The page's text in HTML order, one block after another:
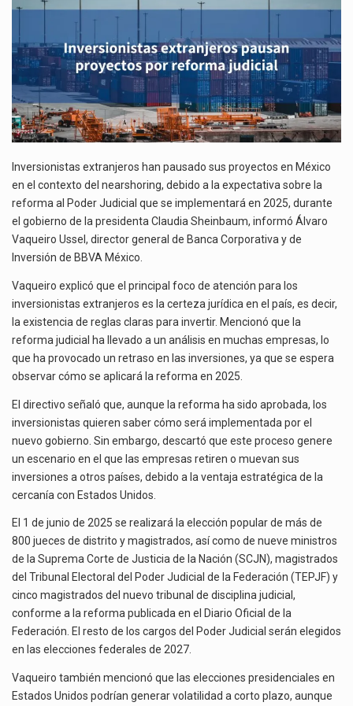
El gobierno de Estados Unidos anunciará un arancel del 15 % sobre los productos fabricados…
El Departamento de Agricultura de Estados Unidos (USDA) suspendió el 5 de agosto de 2026…
Inversionistas extranjeros han pausado sus proyectos en México
en el contexto del nearshoring, debido a la expectativa sobre la
reforma al Poder Judicial que se implementará en 2025, durante
el gobierno de la presidenta Claudia Sheinbaum, informó Álvaro
Vaqueiro Ussel, director general de Banca Corporativa y de
Inversión de BBVA México.
Vaqueiro explicó que el principal foco de atención para los
inversionistas extranjeros es la certeza jurídica en el país, es decir,
la existencia de reglas claras para invertir. Mencionó que la
reforma judicial ha llevado a un análisis en muchas empresas, lo
que ha provocado un retraso en las inversiones, ya que se espera
observar cómo se aplicará la reforma en 2025.
El directivo señaló que, aunque la reforma ha sido aprobada, los
inversionistas quieren saber cómo será implementada por el
nuevo gobierno. Sin embargo, descartó que este proceso genere
un escenario en el que las empresas retiren o muevan sus
inversiones a otros países, debido a la ventaja estratégica de la
cercanía con Estados Unidos.
El 1 de junio de 2025 se realizará la elección popular de más de
800 jueces de distrito y magistrados, así como de nueve ministros
de la Suprema Corte de Justicia de la Nación (SCJN), magistrados
del Tribunal Electoral del Poder Judicial de la Federación (TEPJF) y
cinco magistrados del nuevo tribunal de disciplina judicial,
conforme a la reforma publicada en el Diario Oficial de la
Federación. El resto de los cargos del Poder Judicial serán elegidos
en las elecciones federales de 2027.
Vaqueiro también mencionó que las elecciones presidenciales en
Estados Unidos podrían generar volatilidad a corto plazo, aunque